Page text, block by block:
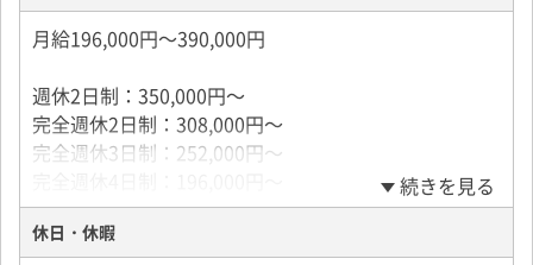
月給196,000円～390,000円
週休2日制：350,000円～
完全週休2日制：308,000円～
完全週休3日制：252,000円～
■働き方次第で月給アップ可能
続きを見る
休日・休暇